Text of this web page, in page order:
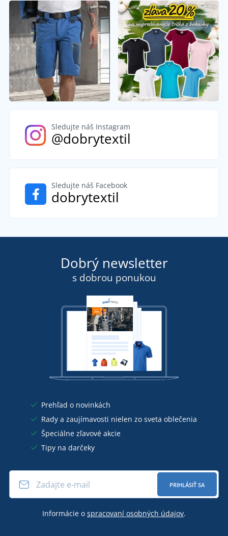
Sledujte náš Instagram
@dobrytextil
Sledujte náš Facebook
dobrytextil
Dobrý newsletter
s dobrou ponukou
Prehľad o novinkách
Rady a zaujímavosti nielen zo sveta oblečenia
Špeciálne zľavové akcie
Tipy na darčeky
PRIHLÁSIŤ SA
Informácie o spracovaní osobných údajov.